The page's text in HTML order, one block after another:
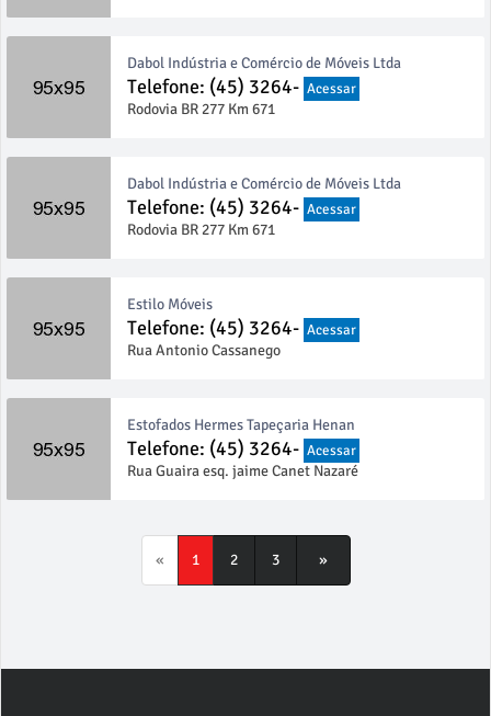
Dabol Indústria e Comércio de Móveis Ltda
Telefone: (45) 3264- Acessar
Rodovia BR 277 Km 671
Dabol Indústria e Comércio de Móveis Ltda
Telefone: (45) 3264- Acessar
Rodovia BR 277 Km 671
Estilo Móveis
Telefone: (45) 3264- Acessar
Rua Antonio Cassanego
Estofados Hermes Tapeçaria Henan
Telefone: (45) 3264- Acessar
Rua Guaira esq. jaime Canet Nazaré
« 1 2 3 »